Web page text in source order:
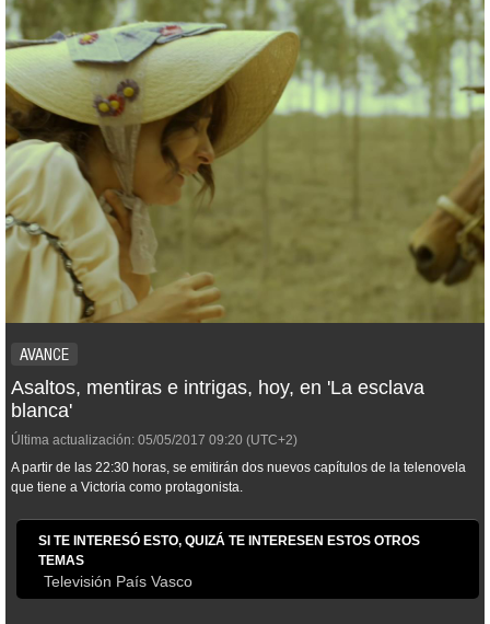
AVANCE
Asaltos, mentiras e intrigas, hoy, en 'La esclava
blanca'
Última actualización: 05/05/2017 09:20 (UTC+2)
A partir de las 22:30 horas, se emitirán dos nuevos capítulos de la telenovela
que tiene a Victoria como protagonista.
SI TE INTERESÓ ESTO, QUIZÁ TE INTERESEN ESTOS OTROS
TEMAS
Televisión País Vasco